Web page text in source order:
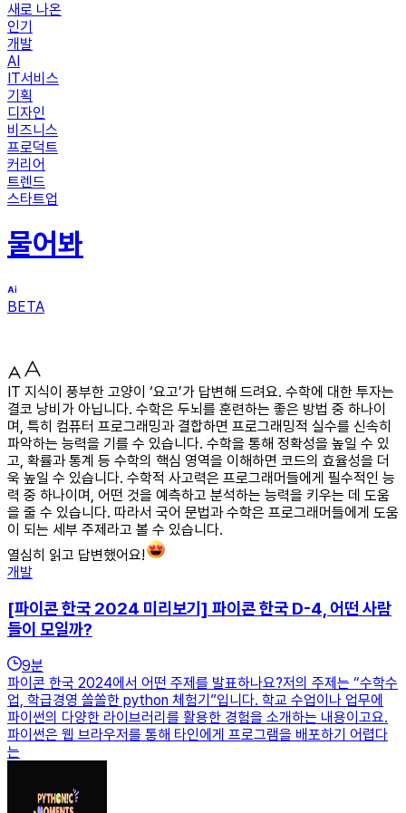
새로 나온
인기
개발
AI
IT서비스
기획
디자인
비즈니스
프로덕트
커리어
트렌드
스타트업
물어봐
BETA
IT 지식이 풍부한 고양이 ‘요고’가 답변해 드려요. 수학에 대한 투자는
결코 낭비가 아닙니다. 수학은 두뇌를 훈련하는 좋은 방법 중 하나이
며, 특히 컴퓨터 프로그래밍과 결합하면 프로그래밍적 실수를 신속히
파악하는 능력을 기를 수 있습니다. 수학을 통해 정확성을 높일 수 있
고, 확률과 통계 등 수학의 핵심 영역을 이해하면 코드의 효율성을 더
욱 높일 수 있습니다. 수학적 사고력은 프로그래머들에게 필수적인 능
력 중 하나이며, 어떤 것을 예측하고 분석하는 능력을 키우는 데 도움
을 줄 수 있습니다. 따라서 국어 문법과 수학은 프로그래머들에게 도움
이 되는 세부 주제라고 볼 수 있습니다.
열심히 읽고 답변했어요!
개발
[파이콘 한국 2024 미리보기] 파이콘 한국 D-4, 어떤 사람
들이 모일까?
9분
파이콘 한국 2024에서 어떤 주제를 발표하나요?저의 주제는 “수학수
업, 학급경영 쏠쏠한 python 체험기”입니다. 학교 수업이나 업무에
파이썬의 다양한 라이브러리를 활용한 경험을 소개하는 내용이고요.
파이썬은 웹 브라우저를 통해 타인에게 프로그램을 배포하기 어렵다
는